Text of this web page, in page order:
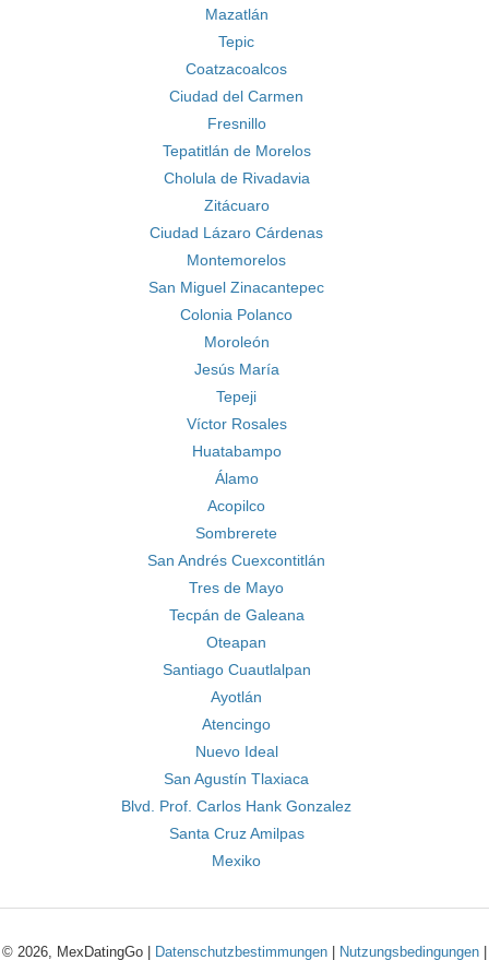
Mazatlán
Tepic
Coatzacoalcos
Ciudad del Carmen
Fresnillo
Tepatitlán de Morelos
Cholula de Rivadavia
Zitácuaro
Ciudad Lázaro Cárdenas
Montemorelos
San Miguel Zinacantepec
Colonia Polanco
Moroleón
Jesús María
Tepeji
Víctor Rosales
Huatabampo
Álamo
Acopilco
Sombrerete
San Andrés Cuexcontitlán
Tres de Mayo
Tecpán de Galeana
Oteapan
Santiago Cuautlalpan
Ayotlán
Atencingo
Nuevo Ideal
San Agustín Tlaxiaca
Blvd. Prof. Carlos Hank Gonzalez
Santa Cruz Amilpas
Mexiko
© 2026, MexDatingGo | Datenschutzbestimmungen Nutzungsbedingungen